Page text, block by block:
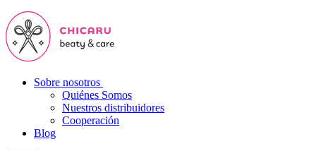
Sobre nosotros
Quiénes Somos
Nuestros distribuidores
Cooperación
Blog